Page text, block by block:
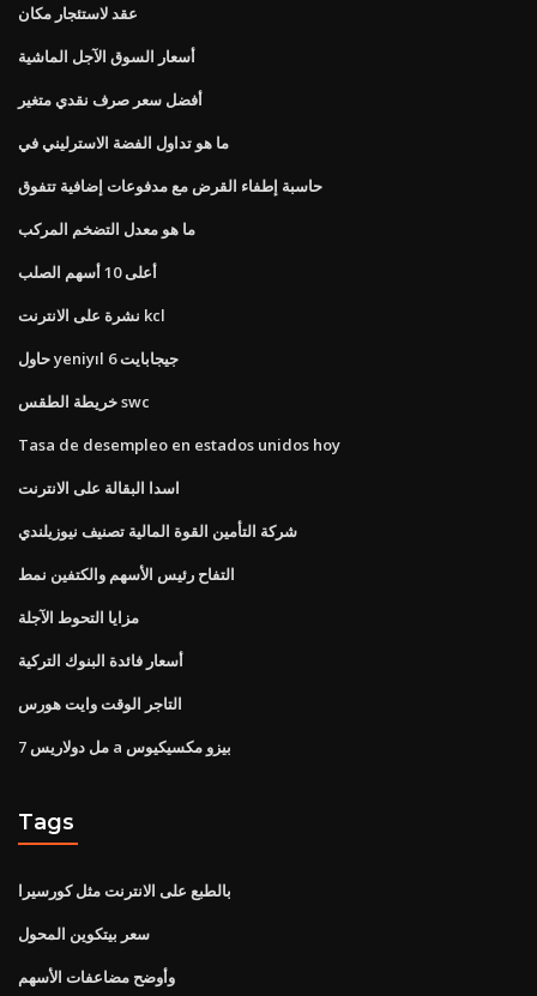
عقد لاستئجار مكان
أسعار السوق الآجل الماشية
أفضل سعر صرف نقدي متغير
ما هو تداول الفضة الاسترليني في
حاسبة إطفاء القرض مع مدفوعات إضافية تتفوق
ما هو معدل التضخم المركب
أعلى 10 أسهم الصلب
نشرة على الانترنت kcl
حاول yeniyıl 6 جيجابايت
خريطة الطقس swc
Tasa de desempleo en estados unidos hoy
اسدا البقالة على الانترنت
شركة التأمين القوة المالية تصنيف نيوزيلندي
التفاح رئيس الأسهم والكتفين نمط
مزايا التحوط الآجلة
أسعار فائدة البنوك التركية
التاجر الوقت وايت هورس
7 مل دولاريس a بيزو مكسيكيوس
Tags
بالطبع على الانترنت مثل كورسيرا
سعر بيتكوين المحول
وأوضح مضاعفات الأسهم